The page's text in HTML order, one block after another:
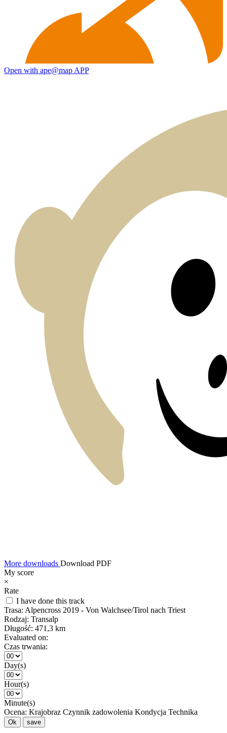
Open with ape@map APP
More downloads Download PDF
My score
×
Rate
I have done this track
Trasa: Alpencross 2019 - Von Walchsee/Tirol nach Triest
Rodzaj: Transalp
Długość: 471,3 km
Evaluated on:
Czas trwania:
Day(s)
Hour(s)
Minute(s)
Ocena: Krajobraz Czynnik zadowolenia Kondycja Technika
Ok save